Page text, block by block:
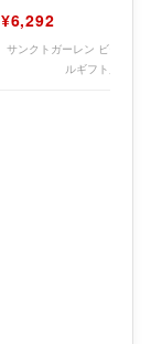
比べ 詰め合わせ ギ
フト
¥6,292
サンクトガーレン ビー
ルギフト店